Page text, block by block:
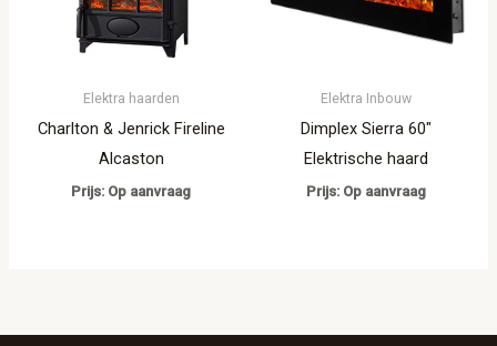
Elektra haarden
Charlton & Jenrick Fireline
Alcaston
Prijs: Op aanvraag
Elektra Inbouw
Dimplex Sierra 60″
Elektrische haard
Prijs: Op aanvraag